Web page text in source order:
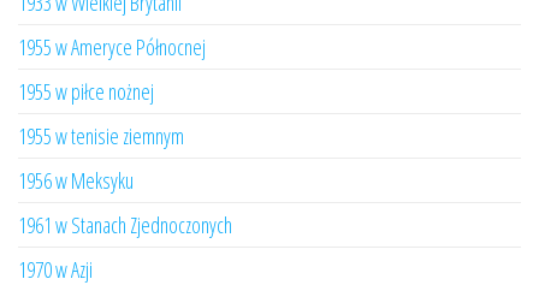
1955 w Ameryce Północnej
1955 w piłce nożnej
1955 w tenisie ziemnym
1956 w Meksyku
1961 w Stanach Zjednoczonych
1970 w Azji